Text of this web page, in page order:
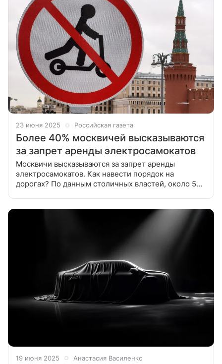
23 июня 2025 Российская газета
Более 40% москвичей высказываются
за запрет аренды электросамокатов
Москвичи высказываются за запрет аренды
электросамокатов. Как навести порядок на
дорогах? По данным столичных властей, около 5
19 июня 2025 Анастасия Василенко